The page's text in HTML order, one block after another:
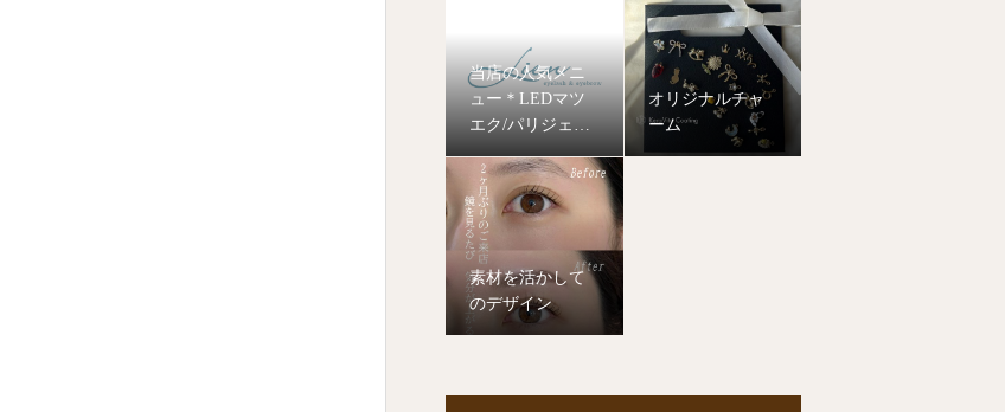
当店の人気メニ
ュー＊LEDマツ
エク/パリジェン
ト
オリジナルチャ
ーム
素材を活かして
のデザイン